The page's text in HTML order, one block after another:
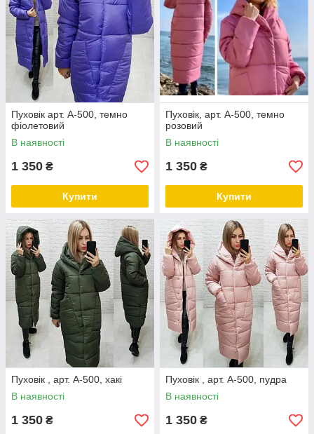
Пуховік арт. А-500, темно
фіолетовий
В наявності
1 350 ₴
Купити
Пуховік, арт. А-500, темно
розовий
В наявності
1 350 ₴
Купити
Пуховік , арт. А-500, хакі
В наявності
1 350 ₴
Пуховік , арт. А-500, пудра
В наявності
1 350 ₴